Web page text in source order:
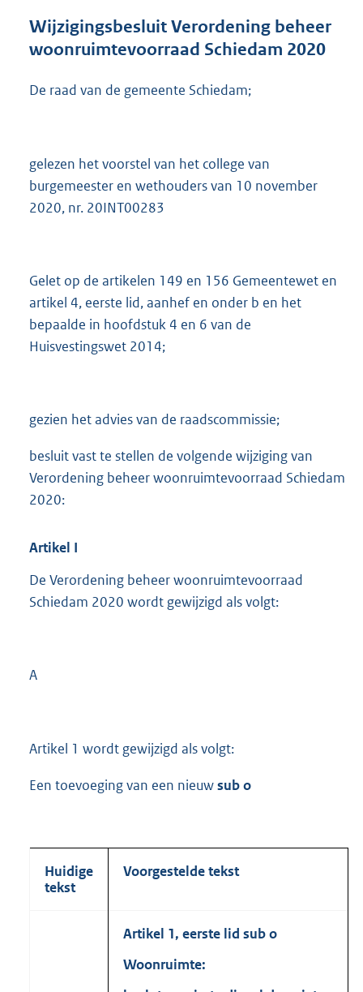
r
o
t
3
K
Wijzigingsbesluit Verordening beheer
woonruimtevoorraad Schiedam 2020
De raad van de gemeente Schiedam;
gelezen het voorstel van het college van
burgemeester en wethouders van 10 november
2020, nr. 20INT00283
Gelet op de artikelen 149 en 156 Gemeentewet en
artikel 4, eerste lid, aanhef en onder b en het
bepaalde in hoofdstuk 4 en 6 van de
Huisvestingswet 2014;
gezien het advies van de raadscommissie;
besluit vast te stellen de volgende wijziging van
Verordening beheer woonruimtevoorraad Schiedam
2020:
Artikel I
De Verordening beheer woonruimtevoorraad
Schiedam 2020 wordt gewijzigd als volgt:
A
Artikel 1 wordt gewijzigd als volgt:
Een toevoeging van een nieuwsub o
Huidige
tekst
Voorgestelde tekst
Artikel 1, eerste lid sub o
Woonruimte: